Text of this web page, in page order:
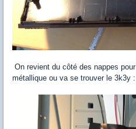
On revient du côté des nappes
métallique ou va se trouver le 3k3y :